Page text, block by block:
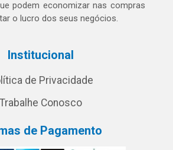
podem economizar nas compras
o lucro dos seus negócios.
Institucional
de Privacidade
Trabalhe Conosco
de Pagamento